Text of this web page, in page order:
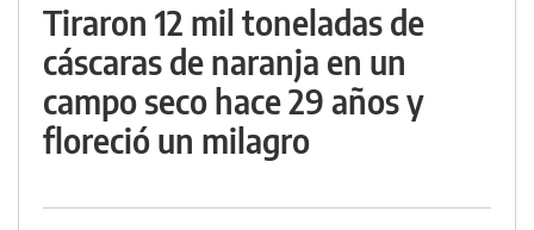
Tiraron 12 mil toneladas de
cáscaras de naranja en un
campo seco hace 29 años y
floreció un milagro